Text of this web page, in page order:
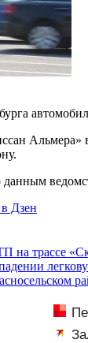
Дзен
на трассе